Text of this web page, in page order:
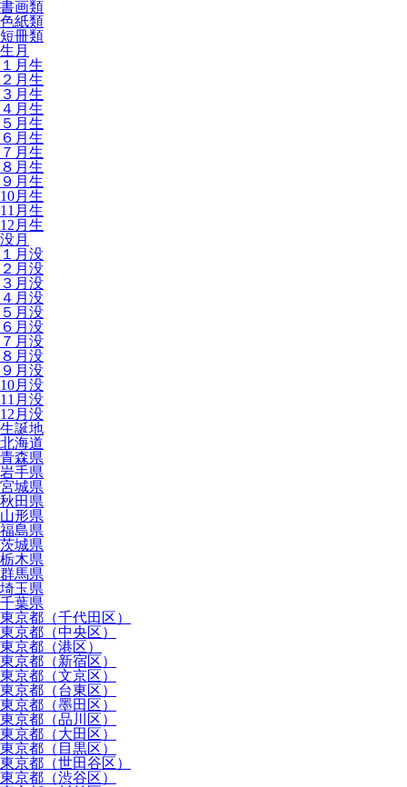
書画類
色紙類
短冊類
生月
１月生
２月生
３月生
４月生
５月生
６月生
７月生
８月生
９月生
10月生
11月生
12月生
没月
１月没
２月没
３月没
４月没
５月没
６月没
７月没
８月没
９月没
10月没
11月没
12月没
生誕地
北海道
青森県
岩手県
宮城県
秋田県
山形県
福島県
茨城県
栃木県
群馬県
埼玉県
千葉県
東京都（千代田区）
東京都（中央区）
東京都（港区）
東京都（新宿区）
東京都（文京区）
東京都（台東区）
東京都（墨田区）
東京都（品川区）
東京都（大田区）
東京都（目黒区）
東京都（世田谷区）
東京都（渋谷区）